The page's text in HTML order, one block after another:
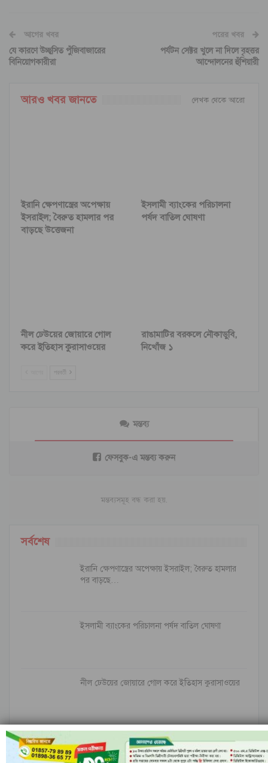
আগের খবর
যে কারণে উচ্ছ্বসিত পুঁজিবাজারের
বিনিয়োগকারীরা
পরের খবর
পর্যটন সেক্টর খুলে না দিলে বৃহত্তর
আন্দোলনের হুঁশিয়ারী
আরও খবর জানতে লেখক থেকে আরো
ইরানি ক্ষেপণাস্ত্রের অপেক্ষায়
ইসরাইল; বৈরুত হামলার পর
বাড়ছে উত্তেজনা
ইসলামী ব্যাংকের পরিচালনা
পর্ষদ বাতিল ঘোষণা
নীল ঢেউয়ের জোয়ারে গোল
করে ইতিহাস কুরাসাওয়ের
রাঙামাটির বরকলে নৌকাডুবি,
নিখোঁজ ১
পরবর্তী
মন্তব্য
ফেসবুক-এ মন্তব্য করুন
মন্তব্যসমূহ বন্ধ করা হয়.
সর্বশেষ
ইরানি ক্ষেপণাস্ত্রের অপেক্ষায় ইসরাইল; বৈরুত হামলার
পর বাড়ছে…
ইসলামী ব্যাংকের পরিচালনা পর্ষদ বাতিল ঘোষণা
নীল ঢেউয়ের জোয়ারে গোল করে ইতিহাস কুরাসাওয়ের
রাঙামাটির বরকলে নৌকাডুবি, নিখোঁজ ১